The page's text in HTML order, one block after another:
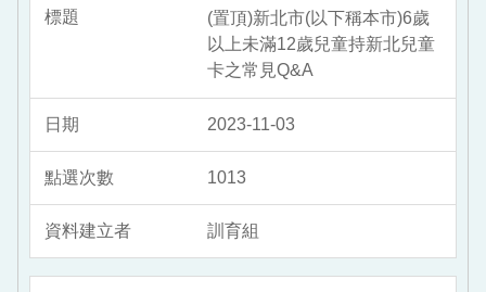
(置頂)新北市(以下稱本市)6歲
以上未滿12歲兒童持新北兒童
卡之常見Q&A
2023-11-03
1013
訓育組